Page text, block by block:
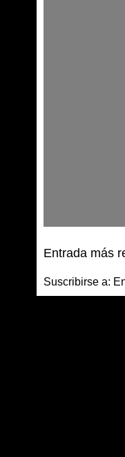
Entrada más
Suscribirse a: